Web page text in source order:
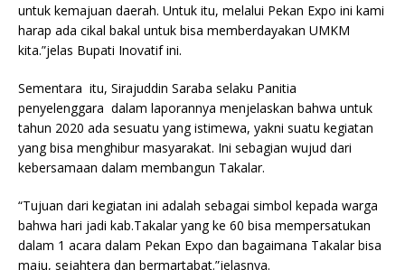
untuk kemajuan daerah. Untuk itu, melalui Pekan Expo ini kami
harap ada cikal bakal untuk bisa memberdayakan UMKM
kita.”jelas Bupati Inovatif ini.
Sementara itu, Sirajuddin Saraba selaku Panitia
penyelenggara dalam laporannya menjelaskan bahwa untuk
tahun 2020 ada sesuatu yang istimewa, yakni suatu kegiatan
yang bisa menghibur masyarakat. Ini sebagian wujud dari
kebersamaan dalam membangun Takalar.
“Tujuan dari kegiatan ini adalah sebagai simbol kepada warga
bahwa hari jadi kab.Takalar yang ke 60 bisa mempersatukan
dalam 1 acara dalam Pekan Expo dan bagaimana Takalar bisa
maju, sejahtera dan bermartabat.”jelasnya.